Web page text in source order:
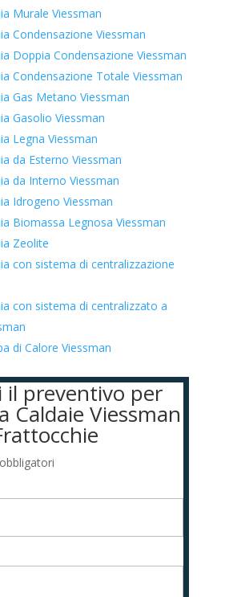
Murale Viessman
Condensazione Viessman
Doppia Condensazione Viessman
Condensazione Totale Viessman
Gas Metano Viessman
Gasolio Viessman
Legna Viessman
da Esterno Viessman
da Interno Viessman
Idrogeno Viessman
Biomassa Legnosa Viessman
Zeolite
con sistema di centralizzazione
con sistema di centralizzato a
di Calore Viessman
il preventivo per
Caldaie Viessman